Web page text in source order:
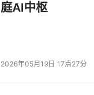
庭AI中枢
2026年05月19日 17点27分